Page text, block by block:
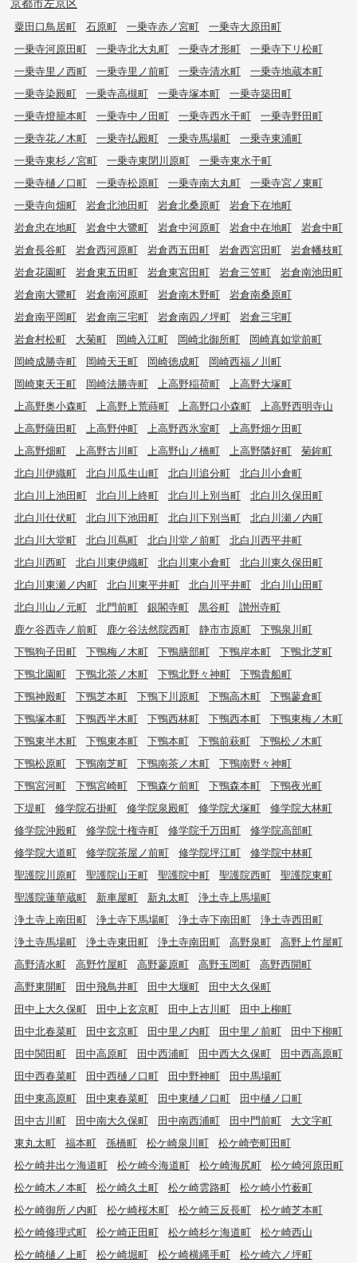
粟田口鳥居町 石原町 一乗寺赤ノ宮町
一乗寺大原田町
一乗寺河原田町
一乗寺北大丸町 一乗寺才形町
一乗寺下リ松町
一乗寺里ノ西町
一乗寺里ノ前町 一乗寺清水町
一乗寺地蔵本町
一乗寺染殿町
一乗寺高槻町 一乗寺塚本町
一乗寺築田町
一乗寺燈籠本町
一乗寺中ノ田町 一乗寺西水干町
一乗寺野田町
一乗寺花ノ木町
一乗寺払殿町 一乗寺馬場町
一乗寺東浦町
一乗寺東杉ノ宮町
一乗寺東閉川原町
一乗寺東水干町
一乗寺樋ノ口町
一乗寺松原町 一乗寺南大丸町
一乗寺宮ノ東町
一乗寺向畑町
岩倉北池田町 岩倉北桑原町
岩倉下在地町
岩倉忠在地町
岩倉中大鷺町 岩倉中河原町 岩倉中在地町
岩倉中町
岩倉長谷町
岩倉西河原町 岩倉西五田町 岩倉西宮田町
岩倉幡枝町
岩倉花園町
岩倉東五田町 岩倉東宮田町 岩倉三笠町
岩倉南池田町
岩倉南大鷺町
岩倉南河原町 岩倉南木野町
岩倉南桑原町
岩倉南平岡町
岩倉南三宅町 岩倉南四ノ坪町
岩倉三宅町
岩倉村松町
大菊町 岡崎入江町 岡崎北御所町
岡崎真如堂前町
岡崎成勝寺町
岡崎天王町 岡崎徳成町
岡崎西福ノ川町
岡崎東天王町
岡崎法勝寺町 上高野稲荷町
上高野大塚町
上高野奥小森町
上高野上荒蒔町 上高野口小森町
上高野西明寺山
上高野薩田町
上高野仲町 上高野西氷室町
上高野畑ケ田町
上高野畑町
上高野古川町 上高野山ノ橋町 上高野隣好町
菊鉾町
北白川伊織町
北白川瓜生山町 北白川追分町
北白川小倉町
北白川上池田町
北白川上終町 北白川上別当町
北白川久保田町
北白川仕伏町
北白川下池田町 北白川下別当町
北白川瀬ノ内町
北白川大堂町
北白川蔦町 北白川堂ノ前町
北白川西平井町
北白川西町
北白川東伊織町 北白川東小倉町
北白川東久保田町
北白川東瀬ノ内町
北白川東平井町 北白川平井町
北白川山田町
北白川山ノ元町
北門前町 銀閣寺町 黒谷町
讃州寺町
鹿ケ谷西寺ノ前町
鹿ケ谷法然院西町 静市市原町
下鴨泉川町
下鴨狗子田町
下鴨梅ノ木町 下鴨膳部町 下鴨岸本町
下鴨北芝町
下鴨北園町
下鴨北茶ノ木町 下鴨北野々神町
下鴨貴船町
下鴨神殿町
下鴨芝本町 下鴨下川原町 下鴨高木町
下鴨蓼倉町
下鴨塚本町
下鴨西半木町 下鴨西林町 下鴨西本町
下鴨東梅ノ木町
下鴨東半木町
下鴨東本町 下鴨本町 下鴨前萩町
下鴨松ノ木町
下鴨松原町
下鴨南芝町 下鴨南茶ノ木町
下鴨南野々神町
下鴨宮河町
下鴨宮崎町 下鴨森ケ前町 下鴨森本町
下鴨夜光町
下堤町
修学院石掛町 修学院泉殿町 修学院犬塚町
修学院大林町
修学院沖殿町
修学院十権寺町 修学院千万田町
修学院高部町
修学院大道町
修学院茶屋ノ前町 修学院坪江町
修学院中林町
聖護院川原町
聖護院山王町 聖護院中町 聖護院西町
聖護院東町
聖護院蓮華蔵町
新車屋町 新丸太町
浄土寺上馬場町
浄土寺上南田町
浄土寺下馬場町 浄土寺下南田町
浄土寺西田町
浄土寺馬場町
浄土寺東田町 浄土寺南田町 高野泉町
高野上竹屋町
高野清水町
高野竹屋町 高野蓼原町 高野玉岡町
高野西開町
高野東開町
田中飛鳥井町 田中大堰町
田中大久保町
田中上大久保町
田中上玄京町 田中上古川町
田中上柳町
田中北春菜町
田中玄京町 田中里ノ内町 田中里ノ前町
田中下柳町
田中関田町
田中高原町 田中西浦町 田中西大久保町
田中西高原町
田中西春菜町
田中西樋ノ口町 田中野神町
田中馬場町
田中東高原町
田中東春菜町 田中東樋ノ口町
田中樋ノ口町
田中古川町
田中南大久保町 田中南西浦町 田中門前町
大文字町
東丸太町
福本町 孫橋町 松ケ崎泉川町
松ケ崎壱町田町
松ケ崎井出ケ海道町
松ケ崎今海道町 松ケ崎海尻町
松ケ崎河原田町
松ケ崎木ノ本町
松ケ崎久土町 松ケ崎雲路町
松ケ崎小竹薮町
松ケ崎御所ノ内町
松ケ崎桜木町 松ケ崎三反長町
松ケ崎芝本町
松ケ崎修理式町
松ケ崎正田町 松ケ崎杉ケ海道町
松ケ崎西山
松ケ崎樋ノ上町
松ケ崎堀町 松ケ崎横縄手町
松ケ崎六ノ坪町